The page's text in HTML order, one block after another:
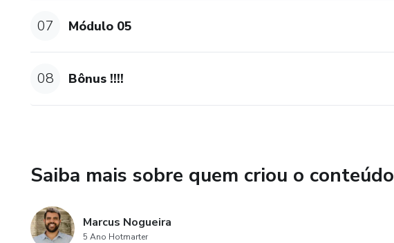
07 Módulo 05
08 Bônus !!!!
Saiba mais sobre quem criou o conteúdo
Marcus Nogueira
5 Ano Hotmarter